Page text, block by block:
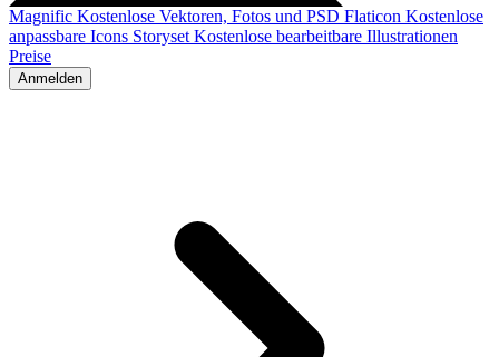
Magnific Kostenlose Vektoren, Fotos und PSD Flaticon Kostenlose
anpassbare Icons Storyset Kostenlose bearbeitbare Illustrationen
Preise
Anmelden